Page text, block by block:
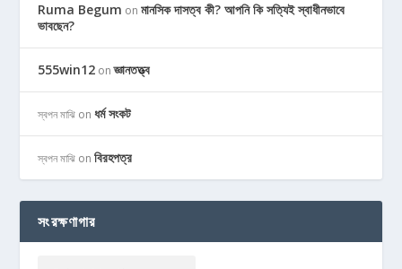
Ruma Begum onমানসিক দাসত্ব কী? আপনি কি সত্যিই স্বাধীনভাবে
ভাবছেন?
555win12 onজ্ঞানতত্ত্ব
স্বপন মাঝি onধর্ম সংকট
স্বপন মাঝি onবিরহপত্র
সংরক্ষণাগার